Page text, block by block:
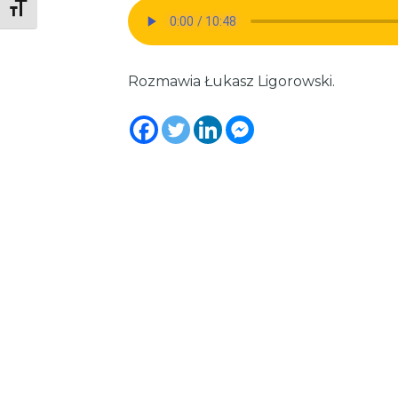
Toggle Font size
Rozmawia Łukasz Ligorowski.